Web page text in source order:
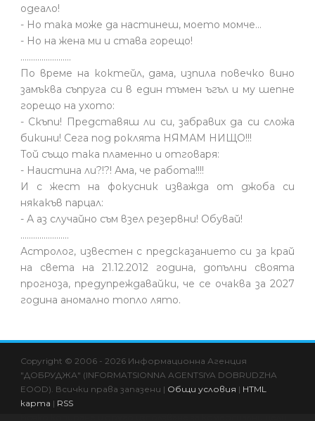
одеало!
- Но така може да настинеш, моето момче…
- Но на жена ми и става горещо!
........................
По време на коктейл, дама, изпила повечко вино
замъква съпруга си в един тъмен ъгъл и му шепне
горещо на ухото:
- Скъпи! Представяш ли си, забравих да си сложа
бикини! Сега под роклята НЯМАМ НИЩО!!!
Той също така пламенно и отговаря:
- Наистина ли?!?! Ама, че работа!!!!
И с жест на фокусник изважда от джоба си
някакъв парцал:
- А аз случайно съм взел резервни! Обувай!
.......................
Астролог, известен с предсказанието си за край
на света на 21.12.2012 година, допълни своята
прогноза, предупреждавайки, че се очаква за 2027
година аномално топло лято.
Copyright © 2006 - 2026 Информационна Агенция
"ДОБРУДЖА" (INFORMATSIONNA AGENTSIYA DOBRUDZHA
EOOD). Всички права запазени | Общи условия | HTML
карта | RSS